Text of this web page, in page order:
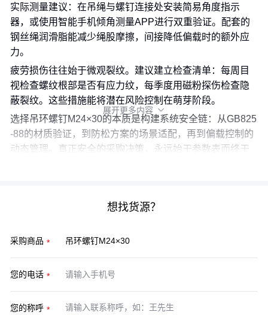
实际测量建议：在吊绳与螺钉连接处安装简易角度指示
器，或使用智能手机倾角测量APP进行双重验证。配套的
钢丝绳润滑脂能减少绳股摩擦，间接降低偏载时的额外应
力。
疲劳损伤往往始于微观裂纹。建议建立检查清单：每周目
视检查螺纹根部是否有应力纹，每季度用磁粉探伤检查隐
蔽裂纹。这些措施能将潜在风险控制在萌芽阶段。
选择吊环螺钉M24×30的本质是构建系统安全链：从GB825
-88的材质验证，到防松方案的场景适配，再到偏载控制的
动态管理。真正安全的采购决策，永远始于参数表而终于
展开更多内容 
想找货源？
采购商品
您的电话
您的称呼